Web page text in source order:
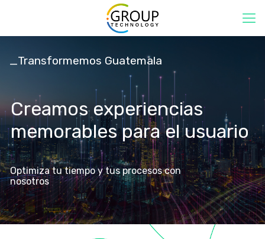
_Transformemos Guatemala
_Transformemos Guatemala
Creamos experiencias
memorables para el usuario
Optimiza tu tiempo y tus procesos con
nosotros